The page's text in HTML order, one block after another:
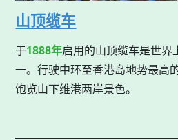
山顶缆车
于1888年启用的山顶缆车是世界
一。行驶中环至香港岛地势最高
饱览山下维港两岸景色。